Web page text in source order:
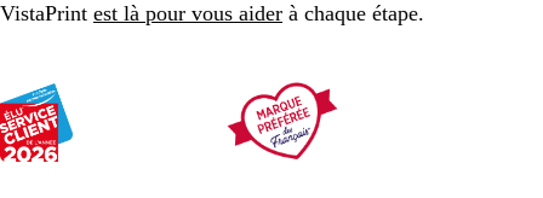
VistaPrint est là pour vous aider à chaque étape.